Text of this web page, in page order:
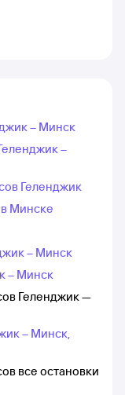
– Минск
–
Геленджик
Минске
– Минск
– Минск
Геленджик —
– Минск,
все остановки